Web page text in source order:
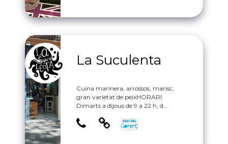
La Suculenta
Cuina marinera, arrossos, marisc,
gran varietat de peixHORARI:
Dimarts a dijous de 9 a 22 h, d...